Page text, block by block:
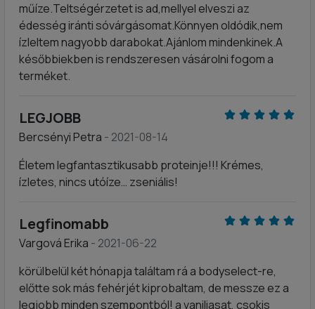
műíze.Teltségérzetet is ad,mellyel elveszi az
édesség iránti sóvárgásomat.Könnyen oldódik,nem
ízleltem nagyobb darabokat.Ajánlom mindenkinek.A
későbbiekben is rendszeresen vásárolni fogom a
terméket.
LEGJOBB
Bercsényi Petra - 2021-08-14
Életem legfantasztikusabb proteinje!!! Krémes,
ízletes, nincs utóíze… zseniális!
Legfinomabb
Vargová Erika - 2021-06-22
körülbelül két hónapja találtam rá a bodyselect-re,
előtte sok más fehérjét kiprobaltam, de messze ez a
legjobb minden szempontból! a vaniliasat, csokis